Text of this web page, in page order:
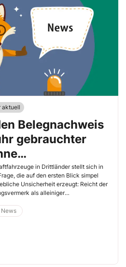
aktuell
Belegnachweis
gebrauchter
in Drittländer stellt sich in
die auf den ersten Blick simpel
Unsicherheit erzeugt: Reicht der
als alleiniger
Verzollung oder
vorzulegen?
News